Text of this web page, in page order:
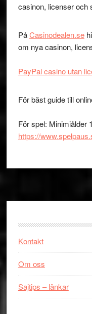
casinon, licenser och
PåCasinodealen.se
om nya casinon,
PayPal casino utan
För bäst guide till
För spel: Minimiålder
https://
Kontakt
Om oss
Sajtips – länkar